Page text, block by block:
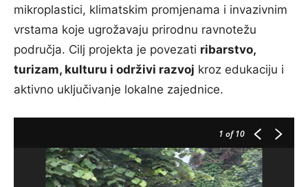
mikroplastici, klimatskim promjenama i invazivnim
vrstama koje ugrožavaju prirodnu ravnotežu
područja. Cilj projekta je povezati ribarstvo,
turizam, kulturu i održivi razvoj kroz edukaciju i
aktivno uključivanje lokalne zajednice.
1 of 10